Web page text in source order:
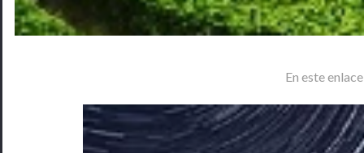
En este